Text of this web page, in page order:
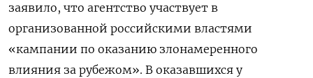
заявило, что агентство участвует в
организованной российскими властями
«кампании по оказанию злонамеренного
влияния за рубежом». В оказавшихся у